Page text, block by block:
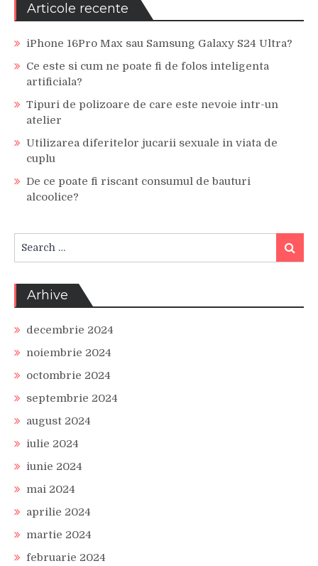
Articole recente
iPhone 16Pro Max sau Samsung Galaxy S24 Ultra?
Ce este si cum ne poate fi de folos inteligenta
artificiala?
Tipuri de polizoare de care este nevoie intr-un
atelier
Utilizarea diferitelor jucarii sexuale in viata de
cuplu
De ce poate fi riscant consumul de bauturi
alcoolice?
for:
Search
Arhive
decembrie 2024
noiembrie 2024
octombrie 2024
septembrie 2024
august 2024
iulie 2024
iunie 2024
mai 2024
aprilie 2024
martie 2024
februarie 2024